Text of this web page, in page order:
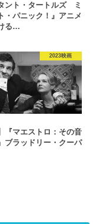
ント・タートルズ ミ
・パニック！』アニメ
る…
2023映画
『マエストロ：その音
ブラッドリー・クーパ